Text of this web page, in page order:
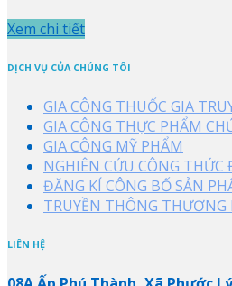
Xem chi tiết
DỊCH VỤ CỦA CHÚNG TÔI
GIA CÔNG THUỐC GIA
GIA CÔNG THỰC PHẨM
GIA CÔNG MỸ PHẨM
NGHIÊN CỨU CÔNG THỨC
ĐĂNG KÍ CÔNG BỐ SẢN
TRUYỀN THÔNG THƯƠNG
LIÊN HỆ